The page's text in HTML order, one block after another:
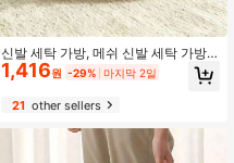
신발 세탁 가방, 메쉬 신발 세탁 가방,
여행용 신발 가방, 재사용 가능한 신발
세척 가방, 모든 신발 사이즈에 적합,
다기능 기계 세탁 가능한 신발 가방, 3
60° 부드러운 브러시 세척 기능, 세탁
가방, 다기능 신발 얼룩 제거 가방
1,416원 -29% 마지막 2일
21other sellers